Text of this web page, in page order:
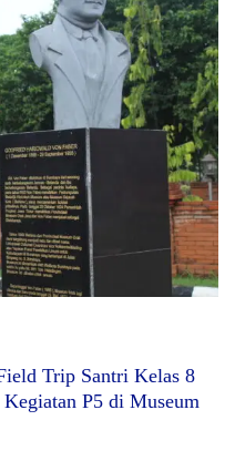
Trip Santri Kelas 8
P5 di Museum